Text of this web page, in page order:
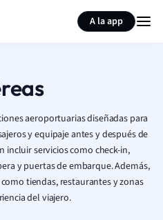
A la app
aeroportuarias diseñadas para
y equipaje antes y después de
incluir servicios como check-in,
y puertas de embarque. Además,
tiendas, restaurantes y zonas
del viajero.
Resumir página